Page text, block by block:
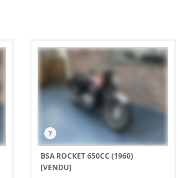
7
BSA ROCKET 650CC (1960)
[VENDU]